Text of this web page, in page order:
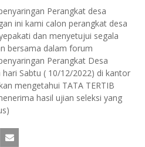
Perangkat desa
ini kami calon perangkat desa
dan menyetujui segala
bersama dalam forum
Perangkat Desa
Sabtu ( 10/12/2022) di kantor
mengetahui TATA TERTIB
hasil ujian seleksi yang